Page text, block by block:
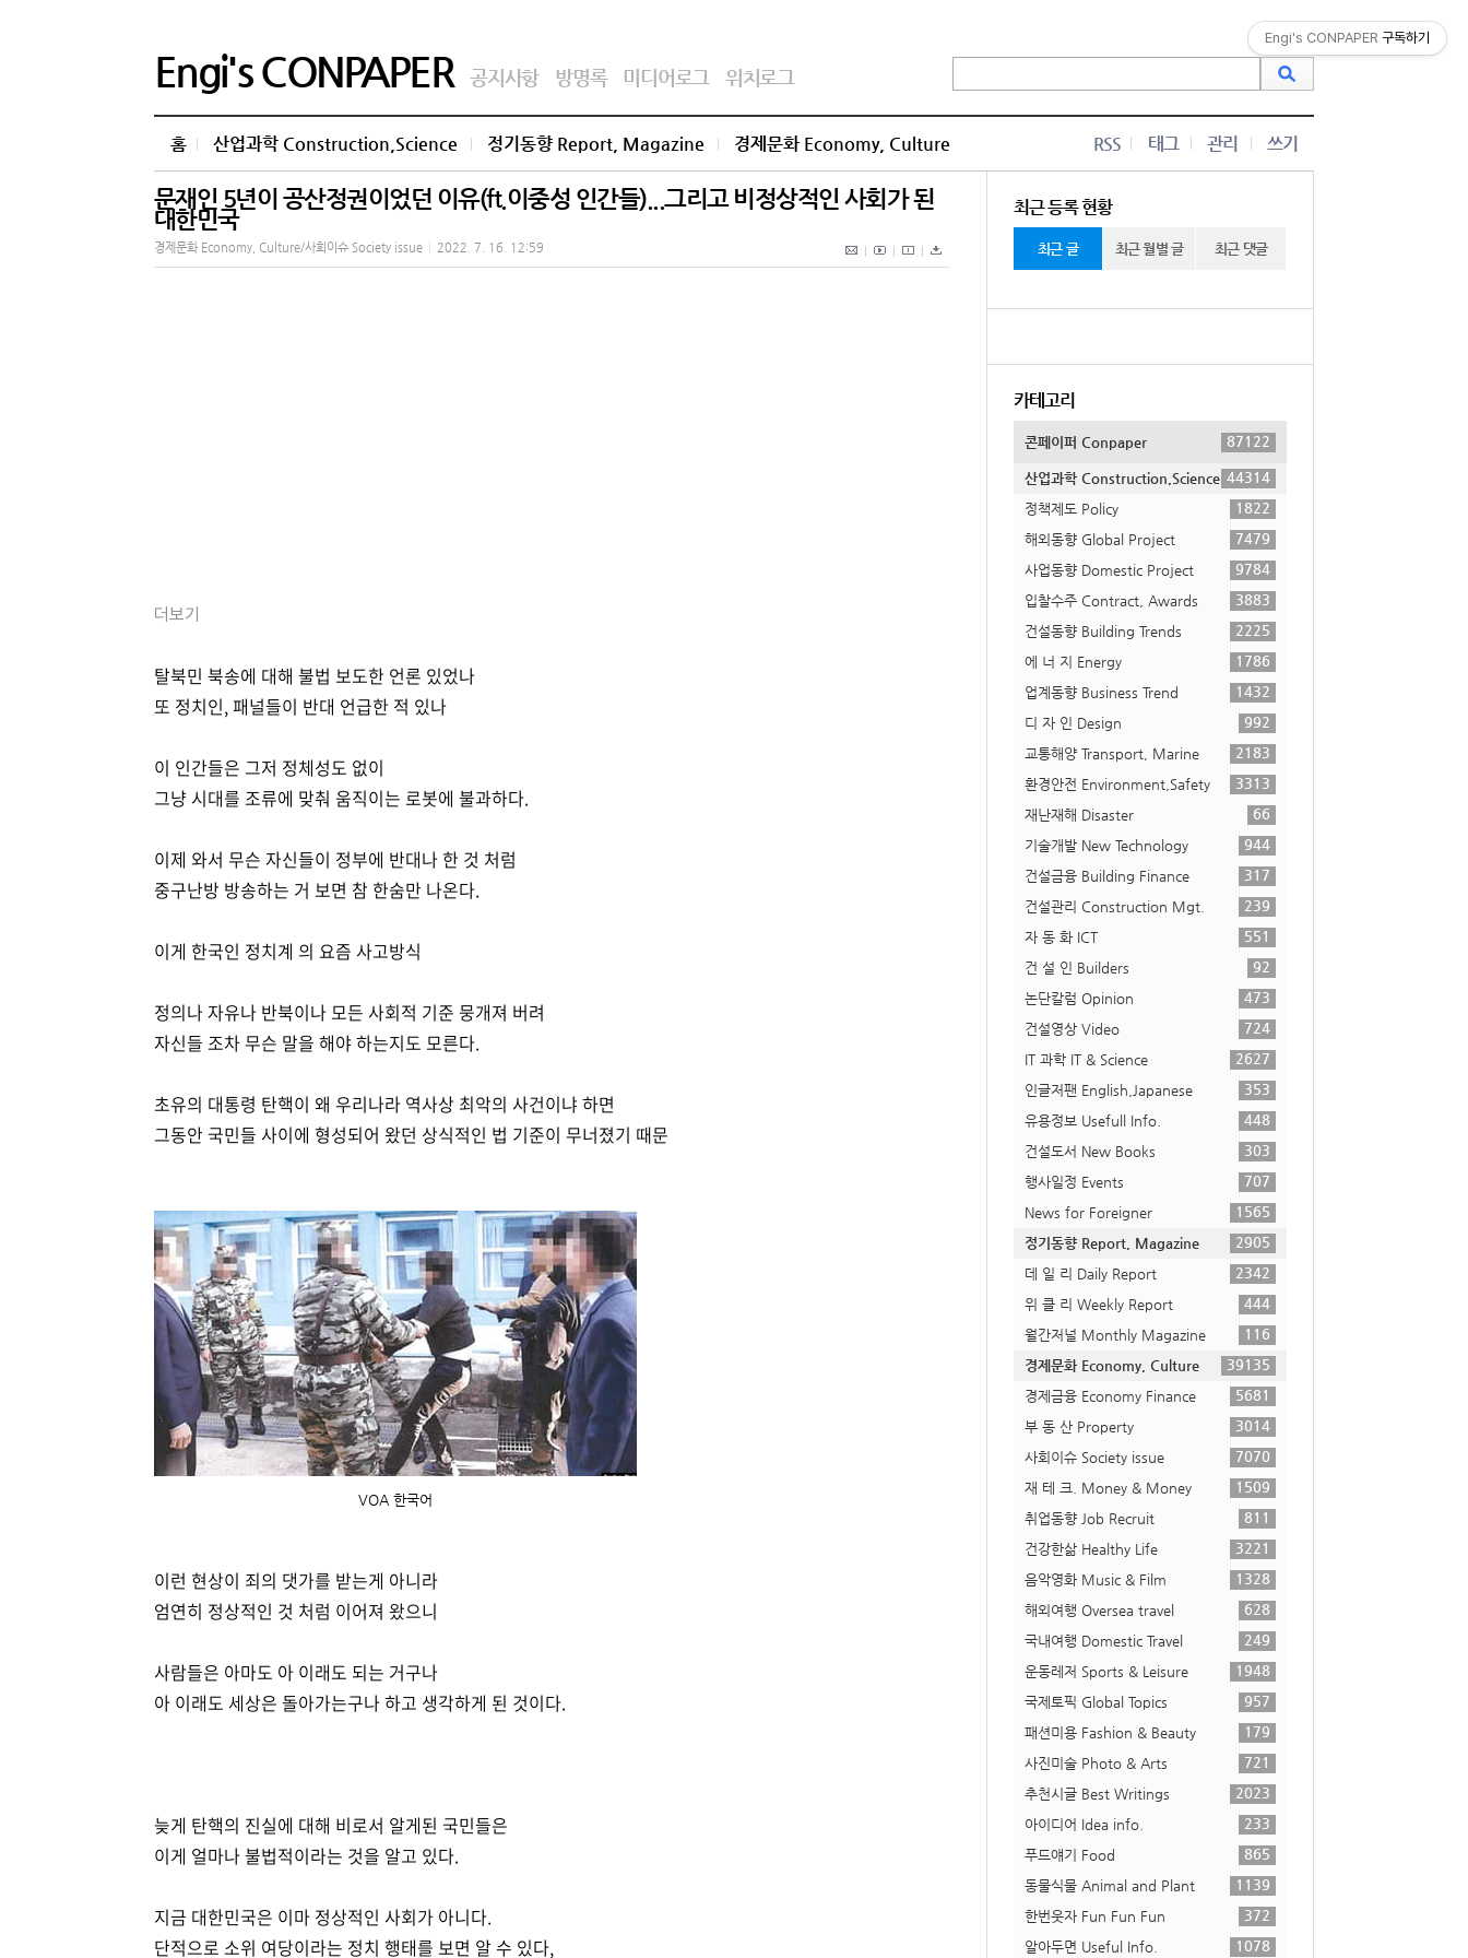
Engi's CONPAPER 공지사항 방명록 미디어로그 위치로그
홈 산업과학 Construction,Science 정기동향 Report, Magazine 경제문화 Economy, Culture RSS 태그 관리 쓰기
문재인 5년이 공산정권이었던 이유(ft.이중성 인간들)...그리고 비정상적인 사회가 된
대한민국
경제문화 Economy, Culture/사회이슈 Society issue 2022. 7. 16. 12:59
더보기
탈북민 북송에 대해 불법 보도한 언론 있었나
또 정치인, 패널들이 반대 언급한 적 있나
이 인간들은 그저 정체성도 없이
그냥 시대를 조류에 맞춰 움직이는 로봇에 불과하다.
이제 와서 무슨 자신들이 정부에 반대나 한 것 처럼
중구난방 방송하는 거 보면 참 한숨만 나온다.
이게 한국인 정치계 의 요즘 사고방식
정의나 자유나 반북이나 모든 사회적 기준 뭉개져 버려
자신들 조차 무슨 말을 해야 하는지도 모른다.
초유의 대통령 탄핵이 왜 우리나라 역사상 최악의 사건이냐 하면
그동안 국민들 사이에 형성되어 왔던 상식적인 법 기준이 무너졌기 때문
VOA 한국어
이런 현상이 죄의 댓가를 받는게 아니라
엄연히 정상적인 것 처럼 이어져 왔으니
사람들은 아마도 아 이래도 되는 거구나
아 이래도 세상은 돌아가는구나 하고 생각하게 된 것이다.
늦게 탄핵의 진실에 대해 비로서 알게된 국민들은
이게 얼마나 불법적이라는 것을 알고 있다.
지금 대한민국은 이마 정상적인 사회가 아니다.
단적으로 소위 여당이라는 정치 행태를 보면 알 수 있다,
최근 등록 현황
최근 글 최근 월별 글 최근 댓글
카테고리
콘페이퍼 Conpaper 87122
산업과학 Construction,Science 44314
정책제도 Policy
1822
해외동향 Global Project
7479
사업동향 Domestic Project
9784
입찰수주 Contract, Awards
3883
건설동향 Building Trends
2225
에 너 지 Energy
1786
업계동향 Business Trend
1432
디 자 인 Design
992
교통해양 Transport, Marine
2183
환경안전 Environment,Safety
3313
재난재해 Disaster
66
기술개발 New Technology
944
건설금융 Building Finance
317
건설관리 Construction Mgt.
239
자 동 화 ICT
551
건 설 인 Builders
92
논단칼럼 Opinion
473
건설영상 Video
724
IT 과학 IT & Science
2627
인글저팬 English,Japanese
353
유용정보 Usefull Info.
448
건설도서 New Books
303
행사일정 Events
707
News for Foreigner
1565
정기동향 Report, Magazine
2905
데 일 리 Daily Report
2342
위 클 리 Weekly Report
444
월간저널 Monthly Magazine
116
경제문화 Economy, Culture
39135
경제금융 Economy Finance
5681
부 동 산 Property
3014
사회이슈 Society issue
7070
재 테 크. Money & Money
1509
취업동향 Job Recruit
811
건강한삶 Healthy Life
3221
음악영화 Music & Film
1328
해외여행 Oversea travel
628
국내여행 Domestic Travel
249
운동레저 Sports & Leisure
1948
국제토픽 Global Topics
957
패션미용 Fashion & Beauty
179
사진미술 Photo & Arts
721
추천시글 Best Writings
2023
아이디어 Idea info.
233
푸드얘기 Food
865
동물식물 Animal and Plant
1139
한번웃자 Fun Fun Fun
372
알아두면 Useful Info.
1078
Engi's CONPAPER 구독하기